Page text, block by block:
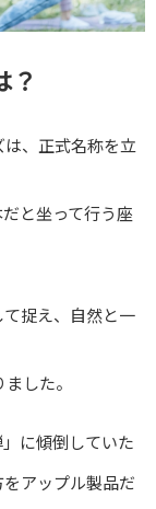
？
、正式名称を立
と坐って行う座
捉え、自然と一
した。
に傾倒していた
アップル製品だ